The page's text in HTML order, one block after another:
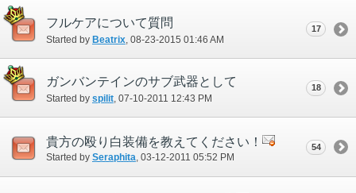
フルケアについて質問
Started by Beatrix ‎, 08-23-2015 01:46 AM
17
ガンバンテインのサブ武器として
Started by spilit‎, 07-10-2011 12:43 PM
18
貴方の殴り白装備を教えてください！
Started by Seraphita‎, 03-12-2011 05:52 PM
54